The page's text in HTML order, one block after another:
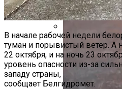
Hyundai Santa
Традиций И
На «сотню»
В начале рабочей недели
туман и порывистый ветер. А
22 октября, и на ночь 23
уровень опасности из-за
западу страны,
сообщает Белгидромет.